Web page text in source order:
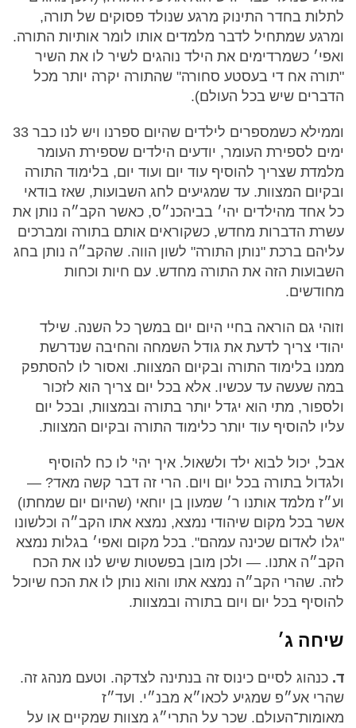
לתלות בחדר התינוק מרגע שנולד פסוקים של תורה,
ומרגע שמתחיל לדבר מלמדים אותו לומר אותיות התורה.
ואפי׳ כשמרדימים את הילד נוהגים לשיר לו את השיר
"תורה אח די בעסטע סחורה" שהתורה יקרה יותר מכל
הדברים שיש בכל העולם).
וממילא כשמספרים לילדים שהיום ספרנו ויש לנו כבר 33
ימים לספירת העומר, יודעים הילדים שספירת העומר
מלמדת שצריך להוסיף עוד יום ועוד יום, בלימוד התורה
ובקיום המצוות. עד שמגיעים לחג השבועות, שאז בודאי
כל אחד מהילדים יהי׳ בביהכנ״ס, כאשר הקב״ה נותן את
עשרת הדברות מחדש, כשקוראים אותם בתורה ומברכים
עליהם ברכת "נותן התורה" לשון הווה. שהקב״ה נותן בחג
השבועות הזה את התורה מחדש. עם חיות וכחות
מחודשים.
וזוהי גם הוראה בחיי היום יום במשך כל השנה. שילד
יהודי צריך לדעת את גודל השמחה והחיבה שנדרשת
ממנו בלימוד התורה ובקיום המצוות. ואסור לו להסתפק
במה שעשה עד עכשיו. אלא בכל יום צריך הוא לזכור
ולספור, מתי הוא יגדל יותר בתורה ובמצוות, ובכל יום
עליו להוסיף עוד יותר כלימוד התורה ובקיום המצוות.
אבל, יכול לבוא ילד ולשאול. איך יהי' לו כח להוסיף
ולגדול בתורה בכל יום ויום. הרי זה דבר קשה מאד? —
וע״ז מלמד אותנו ר׳ שמעון בן יוחאי (שהיום יום שמחתו)
אשר בכל מקום שיהודי נמצא, נמצא אתו הקב״ה וכלשונו
"גלו לאדום שכינה עמהם". בכל מקום ואפי׳ בגלות נמצא
הקב״ה אתנו. — ולכן מובן בפשטות שיש לנו את הכח
לזה. שהרי הקב״ה נמצא אתו והוא נותן לו את הכח שיוכל
להוסיף בכל יום ויום בתורה ובמצוות.
שיחה ג׳
ד. כנהוג לסיים כינוס זה בנתינה לצדקה. וטעם מנהג זה.
שהרי אע״פ שמגיע לכאו״א מבנ״י. ועד״ז
מאומות־העולם. שכר על התרי״ג מצוות שמקיים או על